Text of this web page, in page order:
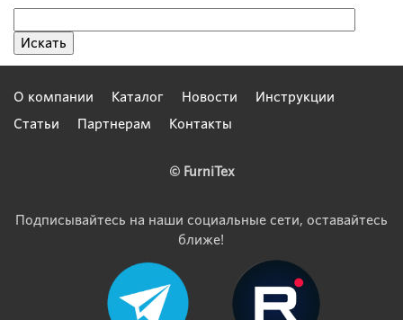
О компании Каталог Новости
Инструкции
Статьи
Партнерам Контакты
© FurniTex
Подписывайтесь на наши социальные сети, оставайтесь
ближе!